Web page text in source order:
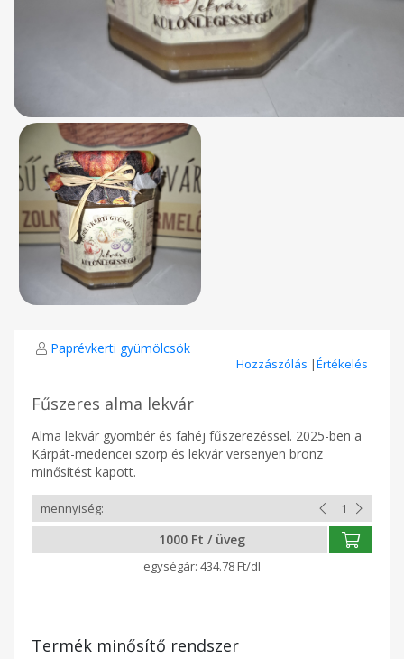
Paprévkerti gyümölcsök
Hozzászólás |Értékelés
Fűszeres alma lekvár
Alma lekvár gyömbér és fahéj fűszerezéssel. 2025-ben a
Kárpát-medencei szörp és lekvár versenyen bronz
minősítést kapott.
1000 Ft / üveg
434.78 Ft/dl
Termék minősítő rendszer